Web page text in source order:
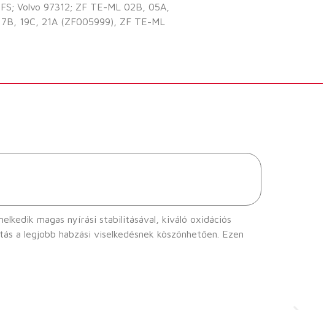
Volvo 97312; ZF TE-ML 02B, 05A,
19C, 21A (ZF005999), ZF TE-ML